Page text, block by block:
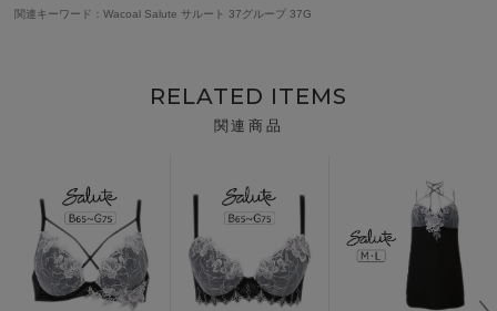
関連キーワード：Wacoal Salute サルート 37グループ 37G
RELATED ITEMS
関連商品